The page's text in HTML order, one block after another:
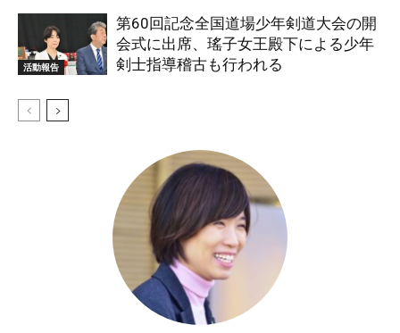
活動報告
第60回記念全国道場少年剣道大会の開
会式に出席、瑤子女王殿下による少年
剣士指導稽古も行われる